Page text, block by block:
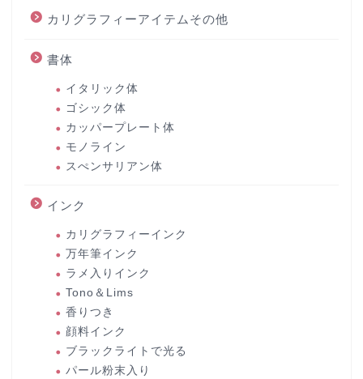
カリグラフィーアイテムその他
書体
イタリック体
ゴシック体
カッパープレート体
モノライン
スぺンサリアン体
インク
カリグラフィーインク
万年筆インク
ラメ入りインク
Tono＆Lims
香りつき
顔料インク
ブラックライトで光る
パール粉末入り